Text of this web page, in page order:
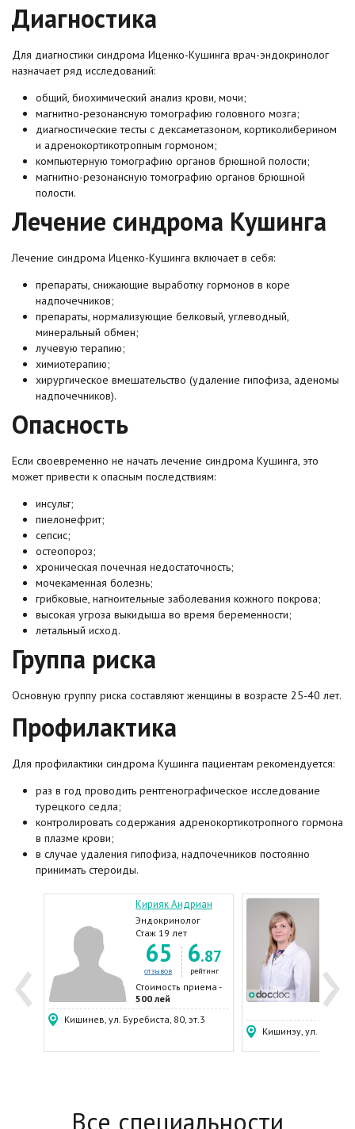
Диагностика
Для диагностики синдрома Иценко-Кушинга врач-эндокринолог
назначает ряд исследований:
общий, биохимический анализ крови, мочи;
магнитно-резонансную томографию головного мозга;
диагностические тесты с дексаметазоном, кортиколиберином
и адренокортикотропным гормоном;
компьютерную томографию органов брюшной полости;
магнитно-резонансную томографию органов брюшной
полости.
Лечение синдрома Кушинга
Лечение синдрома Иценко-Кушинга включает в себя:
препараты, снижающие выработку гормонов в коре
надпочечников;
препараты, нормализующие белковый, углеводный,
минеральный обмен;
лучевую терапию;
химиотерапию;
хирургическое вмешательство (удаление гипофиза, аденомы
надпочечников).
Опасность
Если своевременно не начать лечение синдрома Кушинга, это
может привести к опасным последствиям:
инсульт;
пиелонефрит;
сепсис;
остеопороз;
хроническая почечная недостаточность;
мочекаменная болезнь;
грибковые, нагноительные заболевания кожного покрова;
высокая угроза выкидыша во время беременности;
летальный исход.
Группа риска
Основную группу риска составляют женщины в возрасте 25-40 лет.
Профилактика
Для профилактики синдрома Кушинга пациентам рекомендуется:
раз в год проводить рентгенографическое исследование
турецкого седла;
контролировать содержания адренокортикотропного гормона
в плазме крови;
в случае удаления гипофиза, надпочечников постоянно
принимать стероиды.
‹ ›
-
Кирияк Андриан
Эндокринолог
Стаж 19 лет
65
отзывов
6.87
рейтинг
Стоимость приема -
500 лей
Кишинев, ул. Буребиста, 80, эт.3
Кишинэу, ул.
Все специальности